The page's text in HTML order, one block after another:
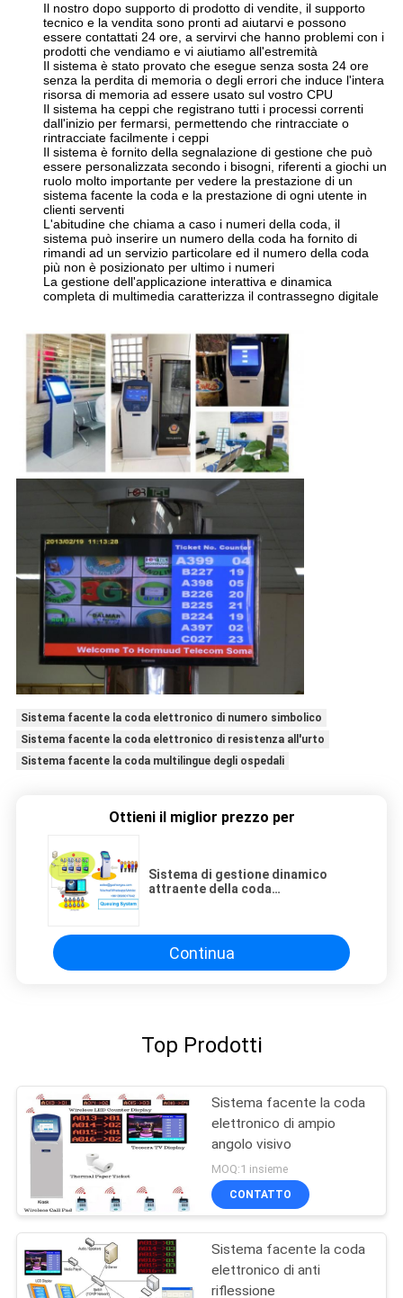
Il nostro dopo supporto di prodotto di vendite, il supporto
tecnico e la vendita sono pronti ad aiutarvi e possono
essere contattati 24 ore, a servirvi che hanno problemi con i
prodotti che vendiamo e vi aiutiamo all'estremità
Il sistema è stato provato che esegue senza sosta 24 ore
senza la perdita di memoria o degli errori che induce l'intera
risorsa di memoria ad essere usato sul vostro CPU
Il sistema ha ceppi che registrano tutti i processi correnti
dall'inizio per fermarsi, permettendo che rintracciate o
rintracciate facilmente i ceppi
Il sistema è fornito della segnalazione di gestione che può
essere personalizzata secondo i bisogni, riferenti a giochi un
ruolo molto importante per vedere la prestazione di un
sistema facente la coda e la prestazione di ogni utente in
clienti serventi
L'abitudine che chiama a caso i numeri della coda, il
sistema può inserire un numero della coda ha fornito di
rimandi ad un servizio particolare ed il numero della coda
più non è posizionato per ultimo i numeri
La gestione dell'applicazione interattiva e dinamica
completa di multimedia caratterizza il contrassegno digitale
Sistema facente la coda elettronico di numero simbolico
Sistema facente la coda elettronico di resistenza all'urto
Sistema facente la coda multilingue degli ospedali
Ottieni il miglior prezzo per
Sistema di gestione dinamico
attraente della coda
Continua
Top Prodotti
Sistema facente la coda
elettronico di ampio
angolo visivo
MOQ:1 insieme
CONTATTO
Sistema facente la coda
elettronico di anti
riflessione